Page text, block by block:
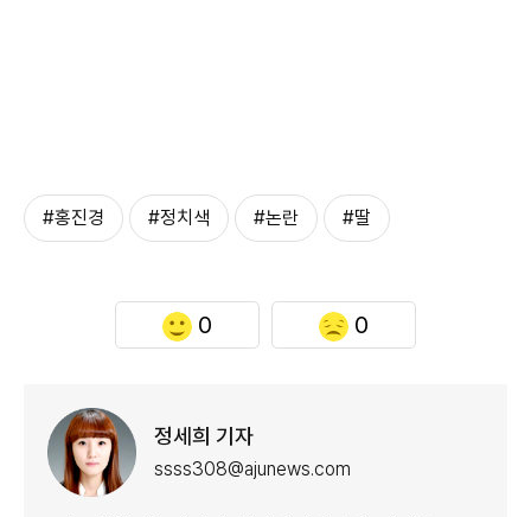
#홍진경 #정치색 #논란 #딸
0 0
정세희 기자
ssss308@ajunews.com